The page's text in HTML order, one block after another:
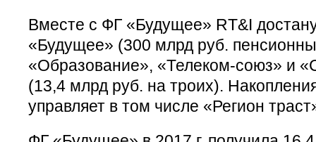
Вместе с ФГ «Будущее» RT&I
«Будущее» (300 млрд руб.
«Образование», «Телеком-союз» и
(13,4 млрд руб. на троих).
управляет в том числе «Регион